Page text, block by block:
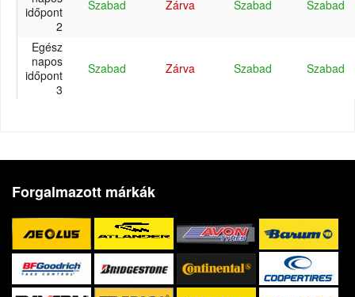
időpont
2
Szabad Zárva Szabad Szabad
Egész
napos
időpont
3
Szabad Zárva Szabad Szabad
Forgalmazott márkák